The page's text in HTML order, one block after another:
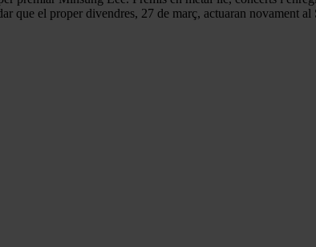
que el proper divendres, 27 de març, actuaran novament